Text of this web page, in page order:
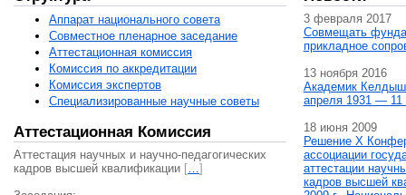
Аппарат национального совета
Совместное пленарное заседание
Аттестационная комисcия
Комиссия по аккредитации
Комиссия экспертов
Специализированные научные советы
Аттестационная Комиссия
Аттестация научных и научно-педагогических
кадров высшей квалификации […]
3 февраля 2017
Совмещать
прикладное
13 ноября 2016
Академик
апреля 1931 — 11
18 июня 2009
Решение X
ассоциации
аттестации
кадров высшей